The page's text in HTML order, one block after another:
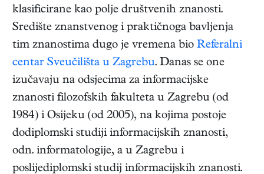
klasificirane kao polje društvenih znanosti.
Središte znanstvenog i praktičnoga bavljenja
tim znanostima dugo je vremena bio Referalni
centar Sveučilišta u Zagrebu. Danas se one
izučavaju na odsjecima za informacijske
znanosti filozofskih fakulteta u Zagrebu (od
1984) i Osijeku (od 2005), na kojima postoje
dodiplomski studiji informacijskih znanosti,
odn. informatologije, a u Zagrebu i
poslijediplomski studij informacijskih znanosti.